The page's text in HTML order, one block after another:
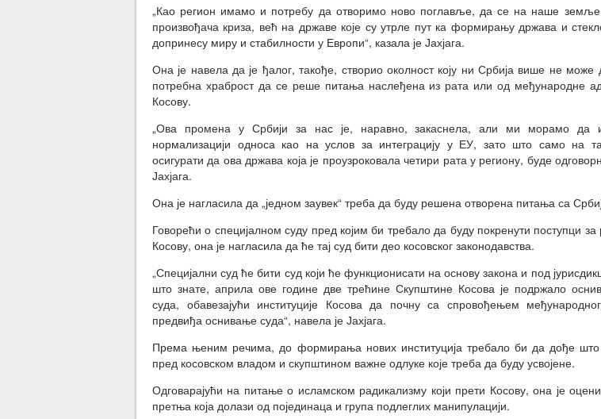
„Као регион имамо и потребу да отворимо ново поглавље, да се на наше
произвођача криза, већ на државе које су утрле пут ка формирању држава и
допринесу миру и стабилности у Европи“, казала је Јахјага.
Она је навела да је ђалог, такође, створио околност коју ни Србија више не може
потребна храброст да се реше питања наслеђена из рата или од међународне
Косову.
„Ова промена у Србији за нас је, наравно, закаснела, али ми морамо да
нормализацији односа као на услов за интеграцију у ЕУ, зато што само на
осигурати да ова држава која је проузроковала четири рата у региону, буде
Јахјага.
Она је нагласила да „једном заувек“ треба да буду решена отворена питања са
Говорећи о специјалном суду пред којим би требало да буду покренути поступци
Косову, она је нагласила да ће тај суд бити део косовског законодавства.
„Специјални суд ће бити суд који ће функционисати на основу закона и под
што знате, априла ове године две трећине Скупштине Косова је подржало
суда, обавезајући институције Косова да почну са спровођењем
предвиђа оснивање суда“, навела је Јахјага.
Према њеним речима, до формирања нових институција требало би да дође
пред косовском владом и скупштином важне одлуке које треба да буду усвојене.
Одговарајући на питање о исламском радикализму који прети Косову, она је
претња која долази од појединаца и група подлеглих манипулацији.